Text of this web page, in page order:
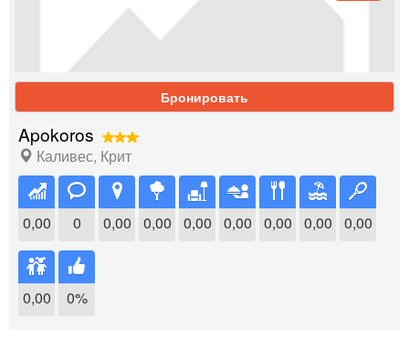
Бронировать
Apokoros
Каливес, Крит
0,00 0 0,00 0,00 0,00 0,00 0,00 0,00 0,00
0,00 0%